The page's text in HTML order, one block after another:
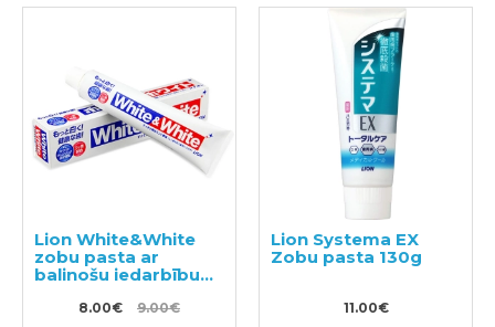
Lion White&White
zobu pasta ar
balinošu iedarbību
8.00€ 9.00€
Lion Systema EX
Zobu pasta 130g
11.00€